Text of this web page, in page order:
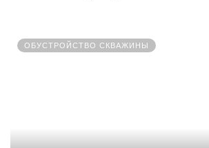
ОБУСТРОЙСТВО СКВАЖИНЫ